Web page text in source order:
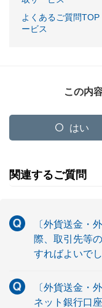
よくあるご質問TOP
ービス
この内
はい
関連するご質問
〔外貨送金・
際、取引先等
すればよいで
〔外貨送金・
ネット銀行口